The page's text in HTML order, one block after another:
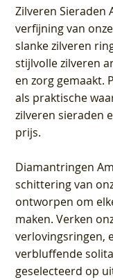
Zilveren Sieraden
verfijning van
slanke zilveren
stijlvolle zilveren
en zorg gemaakt.
als praktische
zilveren sieraden
prijs.
Diamantringen
schittering van
ontworpen om
maken. Verken
verlovingsringen,
verbluffende
geselecteerd op